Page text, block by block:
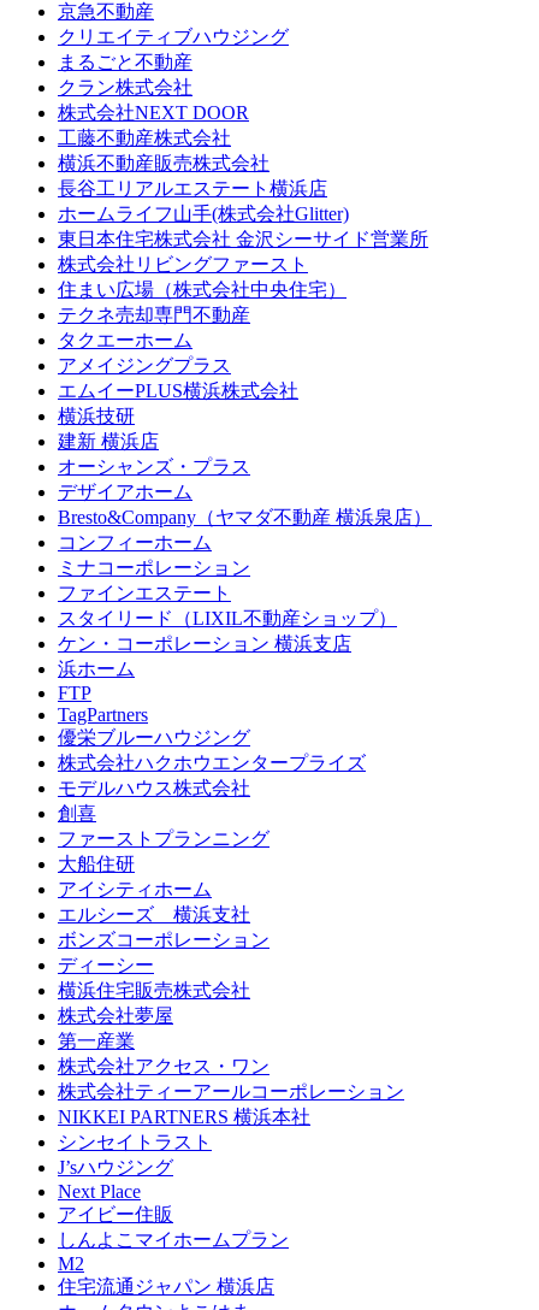
京急不動産
クリエイティブハウジング
まるごと不動産
クラン株式会社
株式会社NEXT DOOR
工藤不動産株式会社
横浜不動産販売株式会社
長谷工リアルエステート横浜店
ホームライフ山手(株式会社Glitter)
東日本住宅株式会社 金沢シーサイド営業所
株式会社リビングファースト
住まい広場（株式会社中央住宅）
テクネ売却専門不動産
タクエーホーム
アメイジングプラス
エムイーPLUS横浜株式会社
横浜技研
建新 横浜店
オーシャンズ・プラス
デザイアホーム
Bresto&Company（ヤマダ不動産 横浜泉店）
コンフィーホーム
ミナコーポレーション
ファインエステート
スタイリード（LIXIL不動産ショップ）
ケン・コーポレーション 横浜支店
浜ホーム
FTP
TagPartners
優栄ブルーハウジング
株式会社ハクホウエンタープライズ
モデルハウス株式会社
創喜
ファーストプランニング
大船住研
アイシティホーム
エルシーズ 横浜支社
ボンズコーポレーション
ディーシー
横浜住宅販売株式会社
株式会社夢屋
第一産業
株式会社アクセス・ワン
株式会社ティーアールコーポレーション
NIKKEI PARTNERS 横浜本社
シンセイトラスト
J’sハウジング
Next Place
アイビー住販
しんよこマイホームプラン
M2
住宅流通ジャパン 横浜店